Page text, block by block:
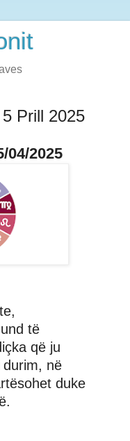
Prill 2025
04/2025
të
që ju
në
duke